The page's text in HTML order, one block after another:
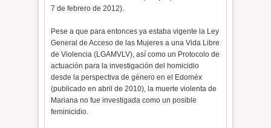
7 de febrero de 2012).
Pese a que para entonces ya estaba vigente la Ley
General de Acceso de las Mujeres a una Vida Libre
de Violencia (LGAMVLV), así como un Protocolo de
actuación para la investigación del homicidio
desde la perspectiva de género en el Edoméx
(publicado en abril de 2010), la muerte violenta de
Mariana no fue investigada como un posible
feminicidio.